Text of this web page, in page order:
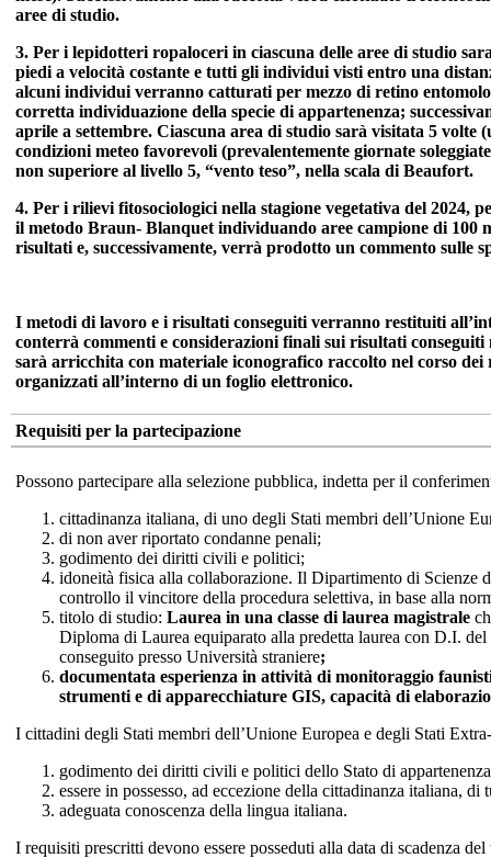
aree di studio.
3. Per i lepidotteri ropaloceri in ciascuna delle aree di studio
piedi a velocità costante e tutti gli individui visti entro una
alcuni individui verranno catturati per mezzo di retino
corretta individuazione della specie di appartenenza;
aprile a settembre. Ciascuna area di studio sarà visitata 5
condizioni meteo favorevoli (prevalentemente giornate
non superiore al livello 5, “vento teso”, nella scala di Beaufort.
4. Per i rilievi fitosociologici nella stagione vegetativa del 2024,
il metodo Braun- Blanquet individuando aree campione di 100
risultati e, successivamente, verrà prodotto un commento sulle
I metodi di lavoro e i risultati conseguiti verranno restituiti
conterrà commenti e considerazioni finali sui risultati
sarà arricchita con materiale iconografico raccolto nel corso
organizzati all’interno di un foglio elettronico.
Requisiti per la partecipazione
Possono partecipare alla selezione pubblica, indetta per il
cittadinanza italiana, di uno degli Stati membri dell’Unione
di non aver riportato condanne penali;
godimento dei diritti civili e politici;
idoneità fisica alla collaborazione. Il Dipartimento di Scienze
controllo il vincitore della procedura selettiva, in base alla
titolo di studio: Laurea in una classe di laurea magistrale
Diploma di Laurea equiparato alla predetta laurea con D.I.
conseguito presso Università straniere;
documentata esperienza in attività di monitoraggio
strumenti e di apparecchiature GIS, capacità di
I cittadini degli Stati membri dell’Unione Europea e degli Stati
godimento dei diritti civili e politici dello Stato di
essere in possesso, ad eccezione della cittadinanza italiana,
adeguata conoscenza della lingua italiana.
I requisiti prescritti devono essere posseduti alla data di scadenza